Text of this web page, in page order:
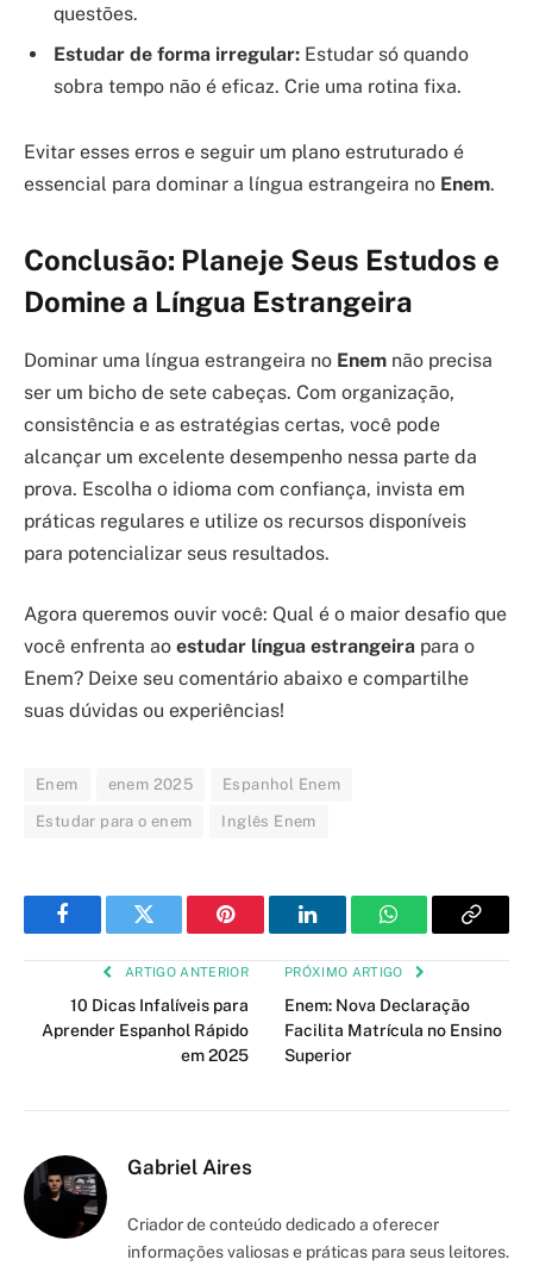
questões.
Estudar de forma irregular: Estudar só quando
sobra tempo não é eficaz. Crie uma rotina fixa.
Evitar esses erros e seguir um plano estruturado é
essencial para dominar a língua estrangeira no Enem.
Conclusão: Planeje Seus Estudos e
Domine a Língua Estrangeira
Dominar uma língua estrangeira no Enem não precisa
ser um bicho de sete cabeças. Com organização,
consistência e as estratégias certas, você pode
alcançar um excelente desempenho nessa parte da
prova. Escolha o idioma com confiança, invista em
práticas regulares e utilize os recursos disponíveis
para potencializar seus resultados.
Agora queremos ouvir você: Qual é o maior desafio que
você enfrenta ao estudar língua estrangeira para o
Enem? Deixe seu comentário abaixo e compartilhe
suas dúvidas ou experiências!
Enem enem 2025 Espanhol Enem
Estudar para o enem Inglês Enem
FacebookTwitter Pinterest LinkedInWhatsAppCopy
ARTIGO ANTERIOR
10 Dicas Infalíveis para
Aprender Espanhol Rápido
em 2025
PRÓXIMO ARTIGO
Enem: Nova Declaração
Facilita Matrícula no Ensino
Superior
Gabriel Aires
Criador de conteúdo dedicado a oferecer
informações valiosas e práticas para seus leitores.